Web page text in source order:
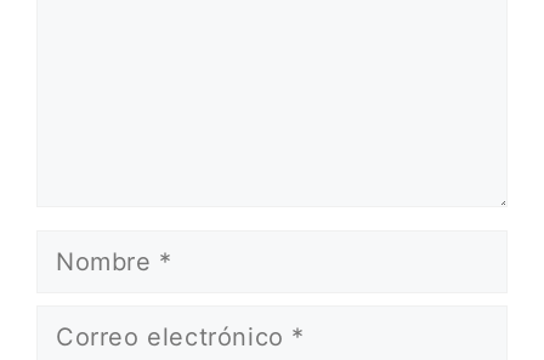
Nombre
Correo